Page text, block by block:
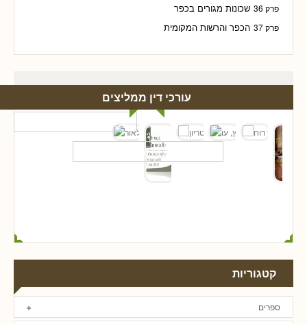
פרק 36 שכונות מגורים בכפר
פרק 37 הכפר והרשות המקומית
עורכי דין ממליצים
קטגוריות
ספרים